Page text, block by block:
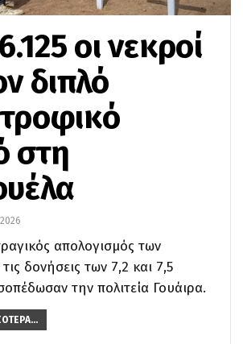
οι νεκροί
διπλό
στη
απολογισμός των
δονήσεις των 7,2 και 7,5
την πολιτεία Γουάιρα.